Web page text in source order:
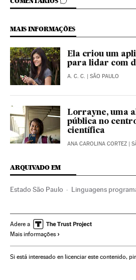
MAIS INFORMAÇÕES
Ela criou um
para lidar com
A. C. C. | SÃO PAULO
Lorrayne, uma
pública no
científica
ANA CAROLINA CORTEZ |
ARQUIVADO EM
Estado São Paulo Linguagens
Programas informáticos Educação
Informática
Adere a
Mais informações
Si está interesado en licenciar este contenido,